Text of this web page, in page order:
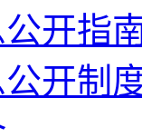
开指
开制